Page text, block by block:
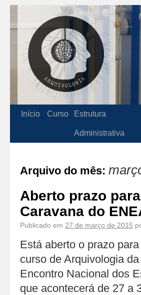
Início Curso Estrutura
Administrativa
Arquivo do mês:
Aberto prazo
Caravana do
Publicado em 27 de março de 2015
Está aberto o prazo
curso de Arquivologia
Encontro Nacional dos
que acontecerá de 27